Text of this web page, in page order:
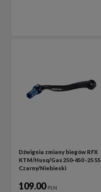
Dźwignia zmiany biegów RFX
KTM/Husq/Gas 250-450 -25 55
Czarny/Niebieski
109.00 PLN